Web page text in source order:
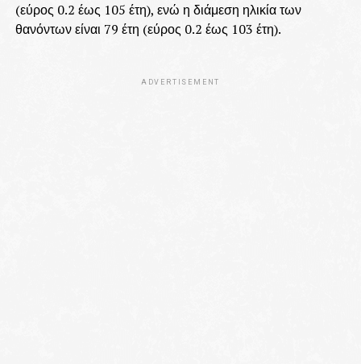
(εύρος 0.2 έως 105 έτη), ενώ η διάμεση ηλικία των
θανόντων είναι 79 έτη (εύρος 0.2 έως 103 έτη).
ADVERTISEMENT